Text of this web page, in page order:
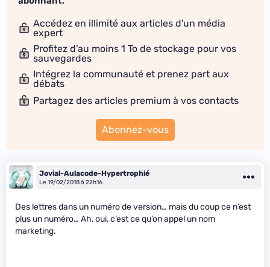
Accédez en illimité aux articles d'un média
expert
Profitez d'au moins 1 To de stockage pour vos
sauvegardes
Intégrez la communauté et prenez part aux
débats
Partagez des articles premium à vos contacts
Abonnez-vous
Jovial-Aulacode-Hypertrophié
Le 19/02/2018 à 22h16
Des lettres dans un numéro de version… mais du coup ce n’est
plus un numéro… Ah, oui, c’est ce qu’on appel un nom
marketing.